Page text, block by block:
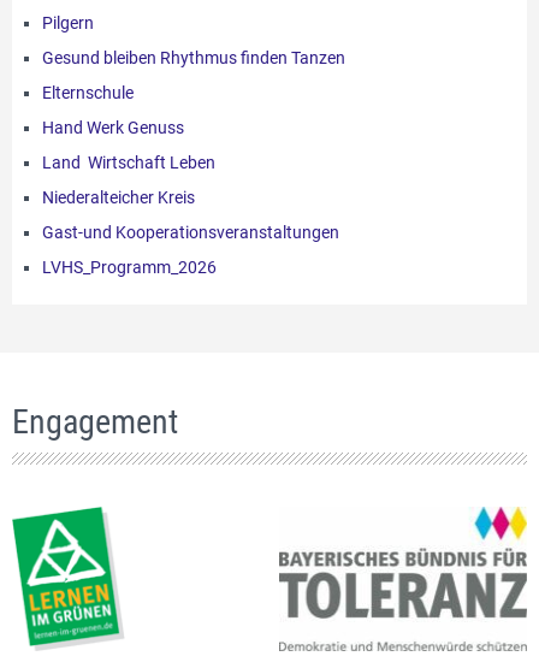
Pilgern
Gesund bleiben Rhythmus finden Tanzen
Elternschule
Hand Werk Genuss
Land Wirtschaft Leben
Niederalteicher Kreis
Gast-und Kooperationsveranstaltungen
LVHS_Programm_2026
Engagement